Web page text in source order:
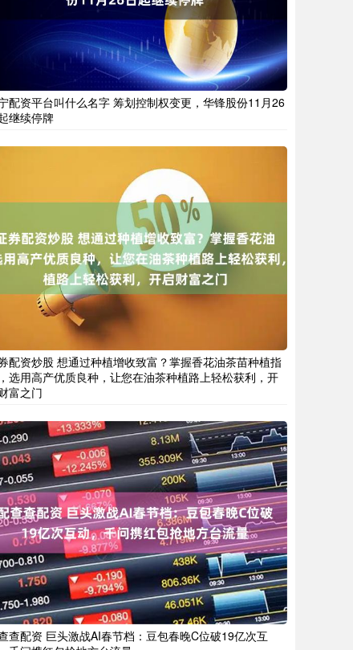
配资平台叫什么名字 筹划控制权变更，华锋股份11月26
继续停牌
配资炒股 想通过种植增收致富？掌握香花油茶苗种植指
选用高产优质良种，让您在油茶种植路上轻松获利，开
富之门
查配资 巨头激战AI春节档：豆包春晚C位破19亿次互